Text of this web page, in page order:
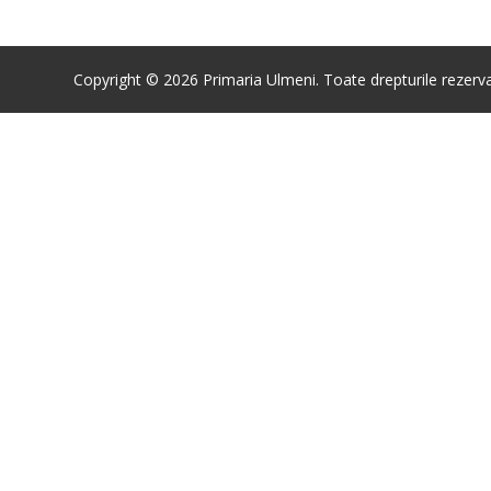
Copyright © 2026 Primaria Ulmeni. Toate drepturile